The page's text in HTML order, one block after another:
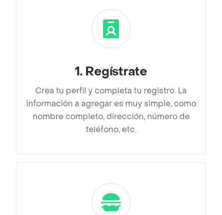
1. Regístrate
Crea tu perfil y completa tu registro. La
información a agregar es muy simple, como
nombre completo, dirección, número de
teléfono, etc.